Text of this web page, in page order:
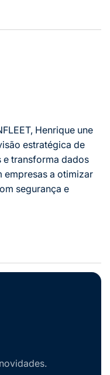
Henrique une
estratégica de
e transforma dados
empresas a otimizar
segurança e